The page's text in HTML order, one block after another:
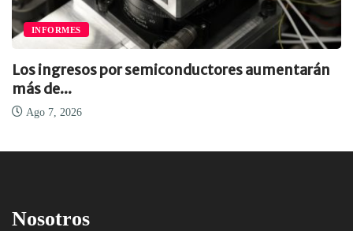
INFORMES
Los ingresos por semiconductores aumentarán
más de...
Ago 7, 2026
Nosotros